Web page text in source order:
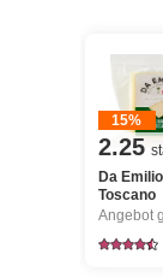
15%
2.25
Da
Toscano